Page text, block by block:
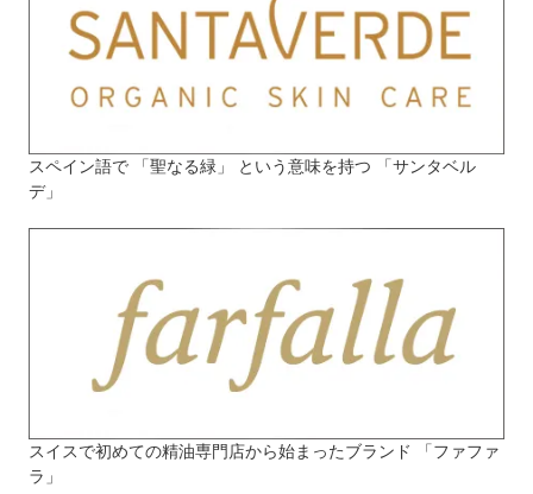
スペイン語で 「聖なる緑」 という意味を持つ 「サンタベル
デ」
スイスで初めての精油専門店から始まったブランド 「ファファ
ラ」